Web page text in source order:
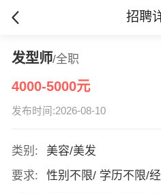
招聘
发型师/全职
4000-5000元
发布时间:2026-08-10
类别:
美容/美发
要求:
性别不限/ 学历不限/